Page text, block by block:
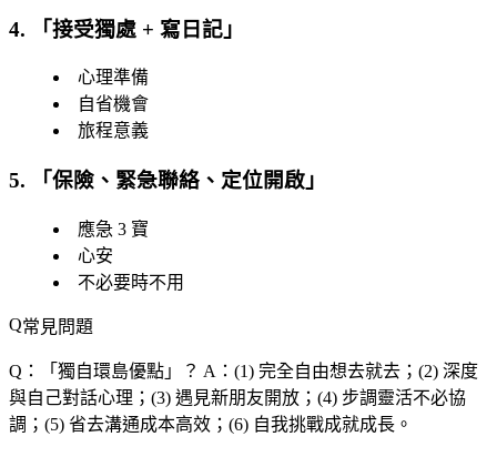
4. 「接受獨處 + 寫日記 」
心理準備
自省機會
旅程意義
5. 「保險、緊急聯絡、定位開啟 」
應急 3 寶
心安
不必要時不用
常見問題
Q：「 獨自環島優點 」？ A：(1) 完全自由想去就去；(2) 深度
與自己對話心理；(3) 遇見新朋友開放；(4) 步調靈活不必協
調；(5) 省去溝通成本高效；(6) 自我挑戰成就成長。